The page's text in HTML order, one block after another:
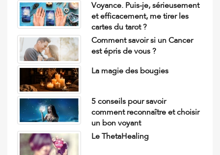
Voyance. Puis-je, sérieusement
et efficacement, me tirer les
cartes du tarot ?
Comment savoir si un Cancer
est épris de vous ?
La magie des bougies
5 conseils pour savoir
comment reconnaître et choisir
un bon voyant
Le ThetaHealing